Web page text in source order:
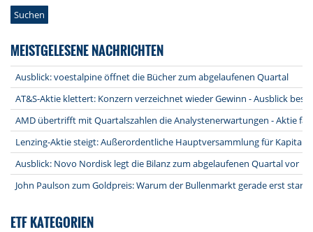
Suchen
MEISTGELESENE NACHRICHTEN
Ausblick: voestalpine öffnet die Bücher zum abgelaufenen Quartal
AT&S-Aktie klettert: Konzern verzeichnet wieder Gewinn - Ausblick
AMD übertrifft mit Quartalszahlen die Analystenerwartungen - Aktie
Lenzing-Aktie steigt: Außerordentliche Hauptversammlung für
Ausblick: Novo Nordisk legt die Bilanz zum abgelaufenen Quartal vor
John Paulson zum Goldpreis: Warum der Bullenmarkt gerade erst
ETF KATEGORIEN